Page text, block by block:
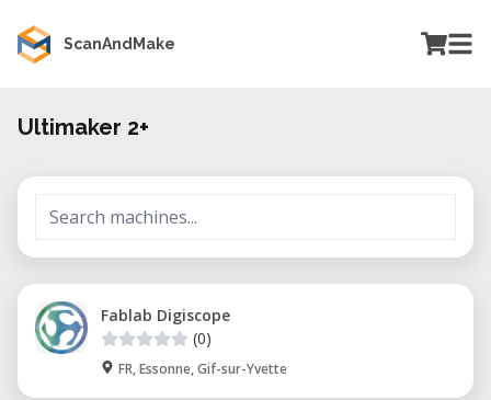
ScanAndMake
Ultimaker 2+
Fablab Digiscope
(0)
FR, Essonne, Gif-sur-Yvette